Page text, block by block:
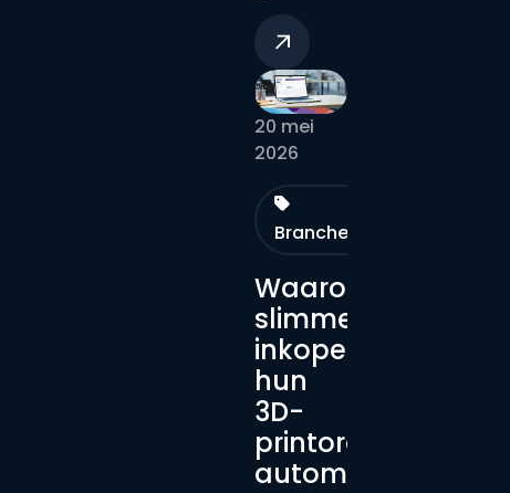
Waarom
slimme
inkopers
hun
3D-
printorders
automatiseren
20 mei
2026
Branches